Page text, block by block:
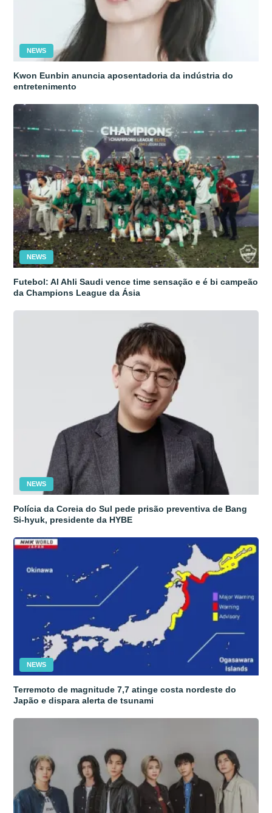
NEWS
Kwon Eunbin anuncia aposentadoria da indústria do
entretenimento
NEWS
Futebol: Al Ahli Saudi vence time sensação e é bi campeão
da Champions League da Ásia
NEWS
Polícia da Coreia do Sul pede prisão preventiva de Bang
Si-hyuk, presidente da HYBE
NEWS
Terremoto de magnitude 7,7 atinge costa nordeste do
Japão e dispara alerta de tsunami